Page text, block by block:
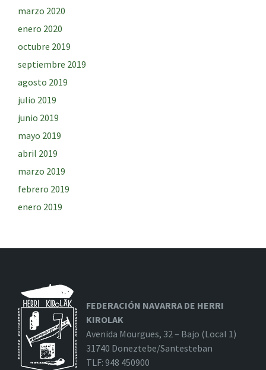
marzo 2020
enero 2020
octubre 2019
septiembre 2019
agosto 2019
julio 2019
junio 2019
mayo 2019
abril 2019
marzo 2019
febrero 2019
enero 2019
FEDERACIÓN NAVARRA DE HERRI
KIROLAK
Avenida Mourgues, 32 – Bajo (Local 1)
31740 Doneztebe/Santesteban
TLF: 948 450900